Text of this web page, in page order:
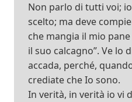
Non parlo di tutti voi;
scelto; ma deve
che mangia il mio
il suo calcagno”. Ve lo
accada, perché,
crediate che Io sono.
In verità, in verità io vi